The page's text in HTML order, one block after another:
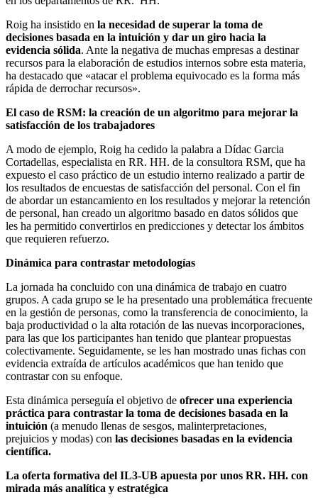
Roig ha insistido en la necesidad de superar la toma de
decisiones basada en la intuición y dar un giro hacia la
evidencia sólida. Ante la negativa de muchas empresas a destinar
recursos para la elaboración de estudios internos sobre esta materia,
ha destacado que «atacar el problema equivocado es la forma más
rápida de derrochar recursos».
El caso de RSM: la creación de un algoritmo para mejorar la
satisfacción de los trabajadores
A modo de ejemplo, Roig ha cedido la palabra a Dídac Garcia
Cortadellas, especialista en RR. HH. de la consultora RSM, que ha
expuesto el caso práctico de un estudio interno realizado a partir de
los resultados de encuestas de satisfacción del personal. Con el fin
de abordar un estancamiento en los resultados y mejorar la retención
de personal, han creado un algoritmo basado en datos sólidos que
les ha permitido convertirlos en predicciones y detectar los ámbitos
que requieren refuerzo.
Dinámica para contrastar metodologías
La jornada ha concluido con una dinámica de trabajo en cuatro
grupos. A cada grupo se le ha presentado una problemática frecuente
en la gestión de personas, como la transferencia de conocimiento, la
baja productividad o la alta rotación de las nuevas incorporaciones,
para las que los participantes han tenido que plantear propuestas
colectivamente. Seguidamente, se les han mostrado unas fichas con
evidencia extraída de artículos académicos que han tenido que
contrastar con su enfoque.
Esta dinámica perseguía el objetivo de ofrecer una experiencia
práctica para contrastar la toma de decisiones basada en la
intuición (a menudo llenas de sesgos, malinterpretaciones,
prejuicios y modas) con las decisiones basadas en la evidencia
científica.
La oferta formativa del IL3-UB apuesta por unos RR. HH. con
mirada más analítica y estratégica